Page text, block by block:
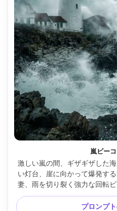
嵐ビー
激しい嵐の間、ギザギザした
い灯台、崖に向かって爆発す
妻、雨を切り裂く強力な回転
ールとスチールカラーグレー
ンズ、f/2.8、スプレーを凍結
プロンプ